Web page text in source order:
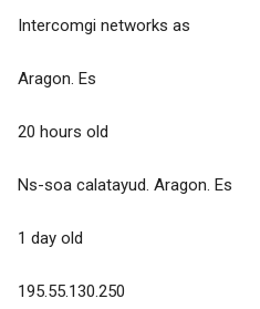
Intercomgi networks as
Aragon. Es
20 hours old
Ns-soa calatayud. Aragon. Es
1 day old
195.55.130.250